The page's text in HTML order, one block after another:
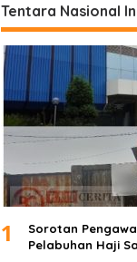
Tentara Nasional
1
Sorotan
Pelabuhan Haji